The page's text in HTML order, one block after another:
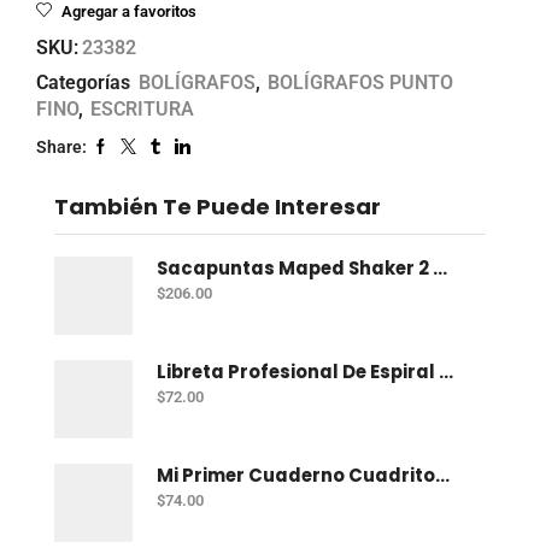
Agregar a favoritos
SKU:23382
Categorías BOLÍGRAFOS, BOLÍGRAFOS PUNTO
FINO, ESCRITURA
Share:
También Te Puede Interesar
Sacapuntas Maped Shaker 2 Orificios - Bote Con 12
$206.00
Libreta Profesional De Espiral Norma Color 100 H C-7
$72.00
Mi Primer Cuaderno Cuadritos "A" (10Mm) 50 Hojas Norma
$74.00